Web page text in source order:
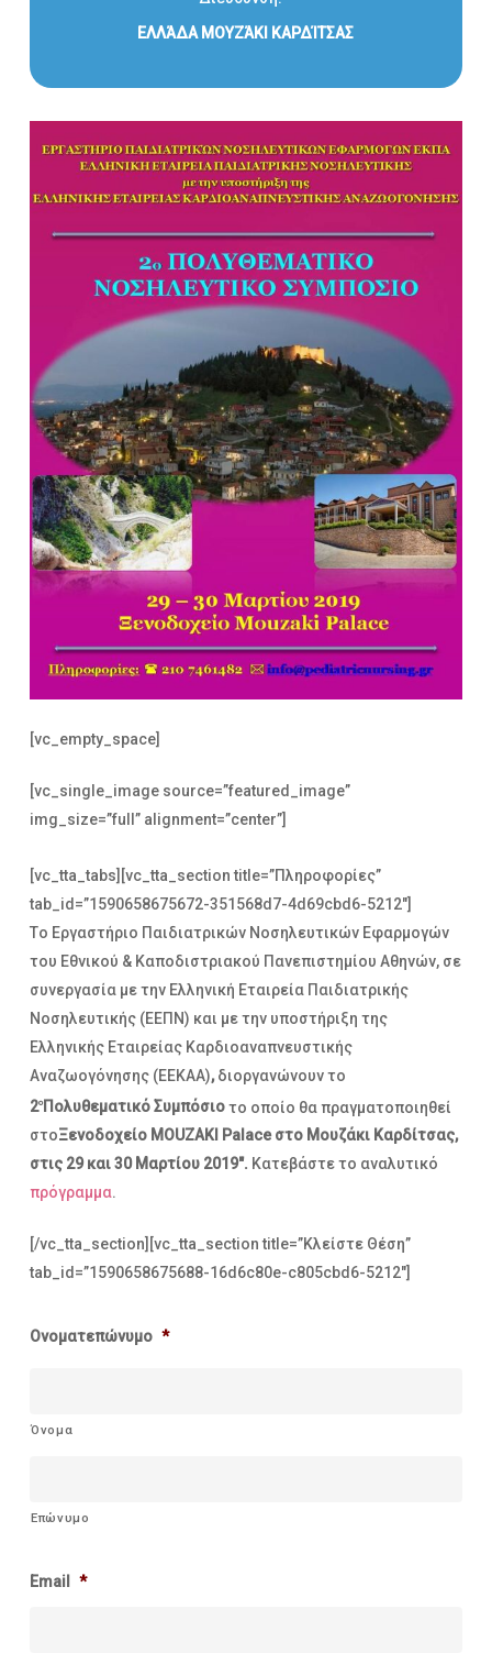
ΕΛΛΆΔΑ ΜΟΥΖΆΚΙ ΚΑΡΔΊΤΣΑΣ
[vc_empty_space]
[vc_single_image source=”featured_image”
img_size=”full” alignment=”center”]
[vc_tta_tabs][vc_tta_section title=”Πληροφορίες”
tab_id=”1590658675672-351568d7-4d69cbd6-5212″]
Τo Εργαστήριο Παιδιατρικών Νοσηλευτικών Εφαρμογών
του Εθνικού & Καποδιστριακού Πανεπιστημίου Αθηνών, σε
συνεργασία με την Ελληνική Εταιρεία Παιδιατρικής
Νοσηλευτικής (ΕΕΠΝ) και με την υποστήριξη της
Ελληνικής Εταιρείας Καρδιοαναπνευστικής
Αναζωογόνησης (ΕΕΚΑΑ),διοργανώνουν το
2οΠολυθεματικό Συμπόσιοτο οποίο θα πραγματοποιηθεί
στοΞενοδοχείο MOUZAKI Palaceστο Μουζάκι Καρδίτσας,
στις 29 και 30 Μαρτίου 2019″. Κατεβάστε το αναλυτικό
πρόγραμμα.
[/vc_tta_section][vc_tta_section title=”Κλείστε Θέση”
tab_id=”1590658675688-16d6c80e-c805cbd6-5212″]
Ονοματεπώνυμο *
Όνομα
Επώνυμο
Email *